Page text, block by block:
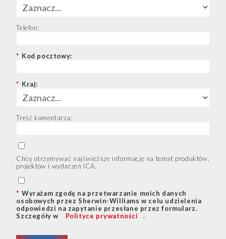
Telefon:
* Kod pocztowy:
* Kraj:
Treść komentarza:
Chcę otrzymywać najświeższe informacje na temat produktów,
projektów i wydarzeń ICA.
* Wyrażam zgodę na przetwarzanie moich danych
osobowych przez Sherwin-Williams w celu udzielenia
odpowiedzi na zapytanie przesłane przez formularz.
Szczegóły w
Polityce prywatności .